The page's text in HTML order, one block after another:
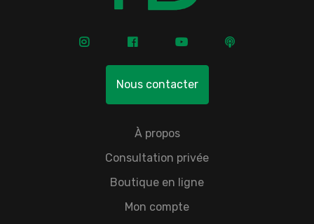
Nous contacter
À propos
Consultation privée
Boutique en ligne
Mon compte